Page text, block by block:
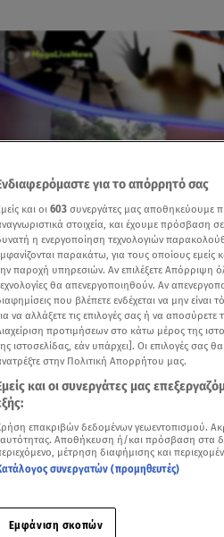
Δείτε περισσότερα
θρίλερ παίρνει η
για το απόρρητό σας
και οι 603 συνεργάτες μας αποθηκεύουμε
στοιχεία, και έχουμε πρόσβαση
η ενεργοποίηση τεχνολογιών
παρακάτω, για τους οποίους
παροχή υπηρεσιών. Αν επιλέξετε Απόρριψη
θα απενεργοποιηθούν. Αν
που βλέπετε ενδέχεται να μην
να αλλάξετε τις επιλογές σας ή να
προτιμήσεων στο κάτω μέρος της
ιστοσελίδας, εάν υπάρχει]. Οι επιλογές σας
στην Πολιτική Απορρήτου μας.
και οι συνεργάτες μας
επακριβών δεδομένων γεωεντοπισμού.
Αποθήκευση ή/και πρόσβαση στα
μέτρηση διαφήμισης και
συνεργατών (προμηθευτές)
Εμφάνιση σκοπών